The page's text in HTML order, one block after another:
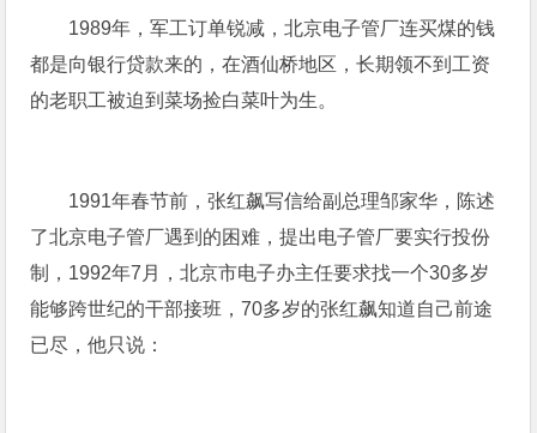
1989年，军工订单锐减，北京电子管厂连买煤的钱
都是向银行贷款来的，在酒仙桥地区，长期领不到工资
的老职工被迫到菜场捡白菜叶为生。
1991年春节前，张红飙写信给副总理邹家华，陈述
了北京电子管厂遇到的困难，提出电子管厂要实行投份
制，1992年7月，北京市电子办主任要求找一个30多岁
能够跨世纪的干部接班，70多岁的张红飙知道自己前途
已尽，他只说：